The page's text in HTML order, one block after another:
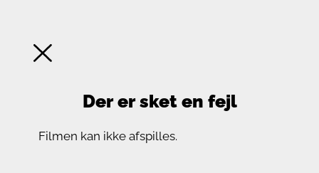
Der er sket en fejl
Filmen kan ikke afspilles.